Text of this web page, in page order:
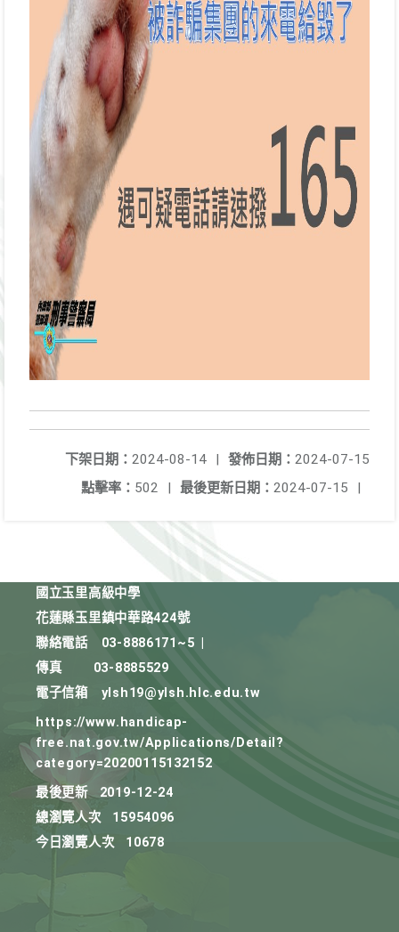
發佈日期： 2024-07-15
下架日期： 2024-08-14
|
最後更新日期： 2024-07-15 |
點擊率： 502 |
國立玉里高級中學
花蓮縣玉里鎮中華路424號
聯絡電話
03-8886171~5
傳真
03-8885529
電子信箱
ylsh19@ylsh.hlc.edu.tw
https://www.handicap-
free.nat.gov.tw/Applications/Detail?
category=20200115132152
最後更新
2019-12-24
總瀏覽人次
15954096
今日瀏覽人次
10678